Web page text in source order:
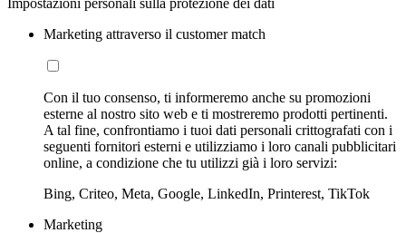
Marketing attraverso il customer match
Con il tuo consenso, ti informeremo anche su promozioni
esterne al nostro sito web e ti mostreremo prodotti pertinenti.
A tal fine, confrontiamo i tuoi dati personali crittografati con i
seguenti fornitori esterni e utilizziamo i loro canali pubblicitari
online, a condizione che tu utilizzi già i loro servizi:
Bing, Criteo, Meta, Google, LinkedIn, Printerest, TikTok
Marketing